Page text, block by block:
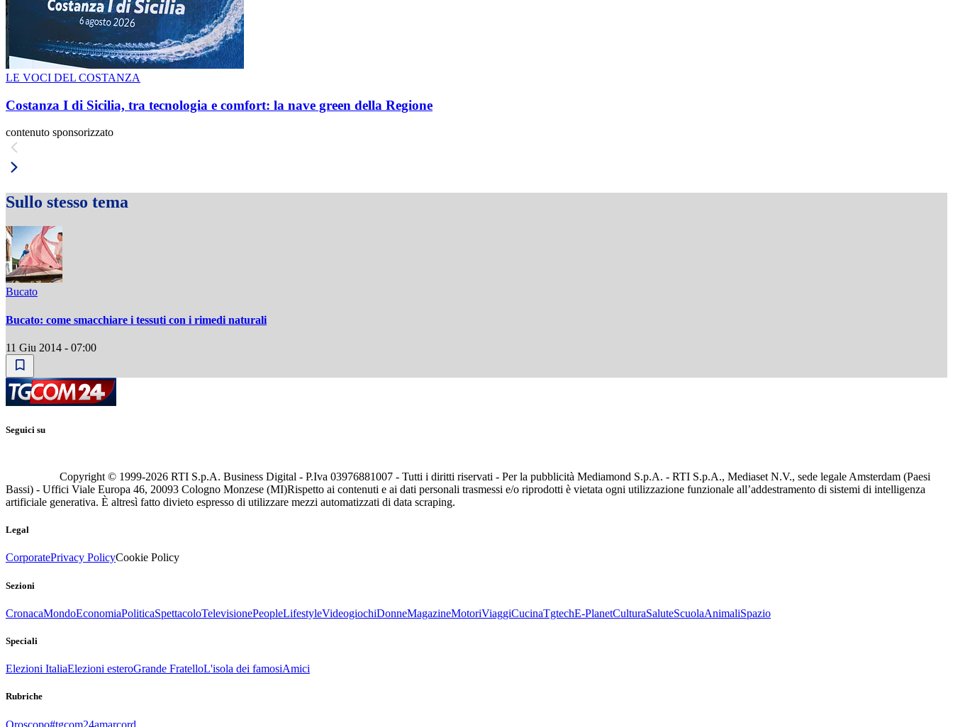
LE VOCI DEL COSTANZA
Costanza I di Sicilia, tra tecnologia e comfort: la nave green della Regione
contenuto sponsorizzato
Sullo stesso tema
Bucato
Bucato: come smacchiare i tessuti con i rimedi naturali
11 Giu 2014 - 07:00
Seguici su
Copyright © 1999-2026 RTI S.p.A. Business Digital - P.Iva 03976881007 - Tutti i diritti riservati - Per la pubblicità Mediamond S.p.A. - RTI S.p.A., Mediaset N.V., sede legale Amsterdam (Paesi
Bassi) - Uffici Viale Europa 46, 20093 Cologno Monzese (MI)Rispetto ai contenuti e ai dati personali trasmessi e/o riprodotti è vietata ogni utilizzazione funzionale all’addestramento di sistemi di intelligenza
artificiale generativa. È altresì fatto divieto espresso di utilizzare mezzi automatizzati di data scraping.
Legal
CorporatePrivacy PolicyCookie Policy
Sezioni
CronacaMondoEconomiaPoliticaSpettacoloTelevisionePeopleLifestyleVideogiochiDonneMagazineMotoriViaggiCucinaTgtechE-PlanetCulturaSaluteScuolaAnimaliSpazio
Speciali
Elezioni ItaliaElezioni esteroGrande FratelloL'isola dei famosiAmici
Rubriche
Oroscopo#tgcom24amarcord